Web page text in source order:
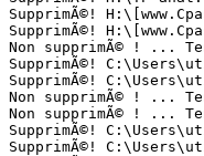
SupprimÃ©!
SupprimÃ©!
Non supprimÃ© ! ...
SupprimÃ©!
SupprimÃ©!
Non supprimÃ© ! ...
Non supprimÃ© ! ...
SupprimÃ©!
SupprimÃ©!